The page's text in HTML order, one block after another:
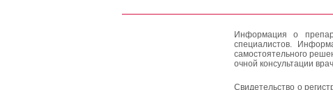
Информация о
специалистов.
самостоятельного
очной консультации
Свидетельство о